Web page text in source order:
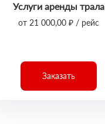
Услуги аренды трала
от 21 000,00 ₽ / рейс
Заказать